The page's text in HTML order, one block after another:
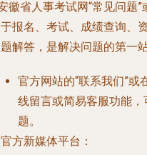
徽省人事考试网“常见问题”
报名、考试、成绩查询、
解答，是解决问题的第一站
官方网站的“联系我们”或
线留言或简易客服功能
题。
方新媒体平台：